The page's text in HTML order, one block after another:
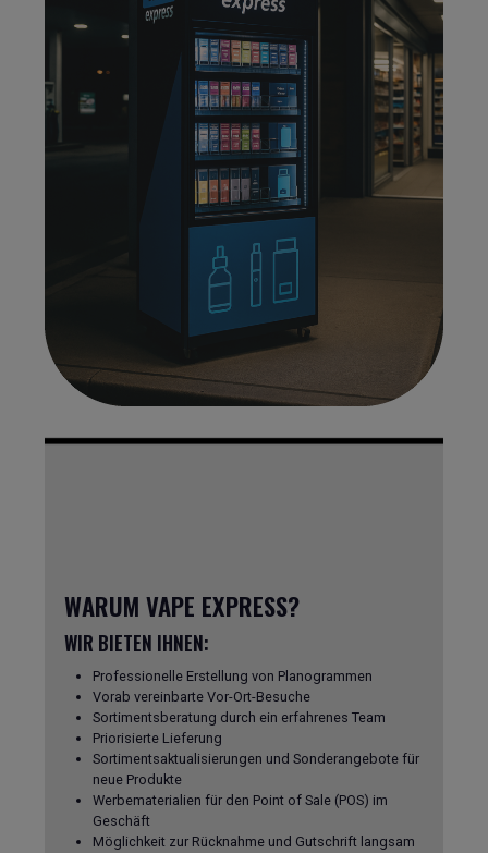
WARUM VAPE EXPRESS?
WIR BIETEN IHNEN:
Professionelle Erstellung von Planogrammen
Vorab vereinbarte Vor-Ort-Besuche
Sortimentsberatung durch ein erfahrenes Team
Priorisierte Lieferung
Sortimentsaktualisierungen und Sonderangebote für
neue Produkte
Werbematerialien für den Point of Sale (POS) im
Geschäft
Möglichkeit zur Rücknahme und Gutschrift langsam